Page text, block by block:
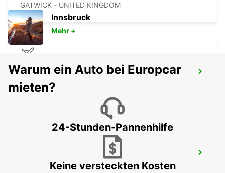
GATWICK - UNITED KINGDOM
LONDON GATWICK FLUGHAFEN SÜD-
TERMINAL
GATWICK - UNITED KINGDOM
LONDON PARK ROYAL
LONDON - UNITED KINGDOM
Innsbruck
Mehr +
Warum ein Auto bei Europcar
mieten?
24-Stunden-Pannenhilfe
Keine versteckten Kosten